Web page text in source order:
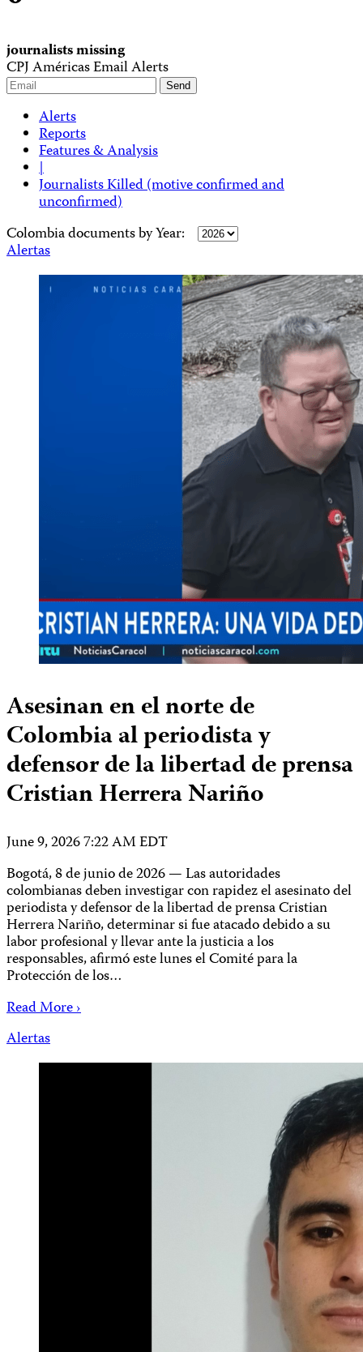
journalists missing
CPJ Américas Email Alerts
Alerts
Reports
Features & Analysis
|
Journalists Killed (motive confirmed and
unconfirmed)
Colombia documents by Year:
Alertas
Asesinan en el norte de
Colombia al periodista y
defensor de la libertad de prensa
Cristian Herrera Nariño
June 9, 2026 7:22 AM EDT
Bogotá, 8 de junio de 2026 — Las autoridades
colombianas deben investigar con rapidez el asesinato del
periodista y defensor de la libertad de prensa Cristian
Herrera Nariño, determinar si fue atacado debido a su
labor profesional y llevar ante la justicia a los
responsables, afirmó este lunes el Comité para la
Protección de los…
Read More ›
Alertas